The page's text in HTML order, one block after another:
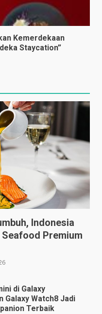
Kemerdekaan
Staycation”
Indonesia
Premium
di Galaxy
Galaxy Watch8 Jadi
Terbaik